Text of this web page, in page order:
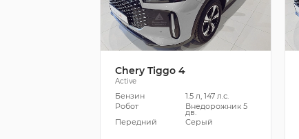
Chery Tiggo 4
Active
Бензин
1.5 л, 147 л.с.
Робот
Внедорожник 5
дв.
Передний
Серый